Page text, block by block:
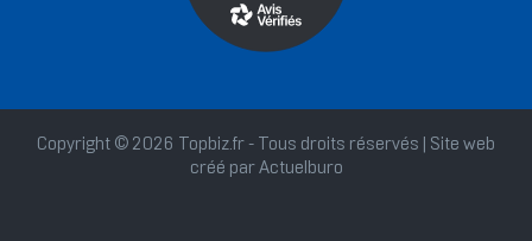
Copyright © 2026 Topbiz.fr - Tous droits réservés | Site web
créé par Actuelburo